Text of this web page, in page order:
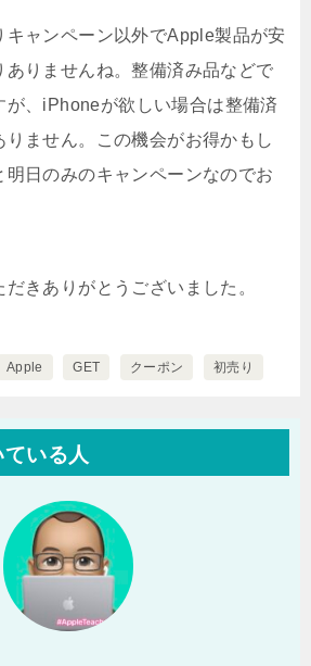
キャンペーン以外でApple製品が安
ありませんね。整備済み品などで
が、iPhoneが欲しい場合は整備済
ません。この機会がお得かもし
明日のみのキャンペーンなのでお
きありがとうございました。
Apple GET クーポン 初売り
いる人